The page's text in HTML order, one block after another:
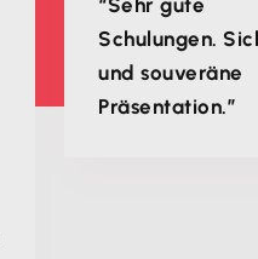
Schulungen.
und souveräne
Präsentation.”